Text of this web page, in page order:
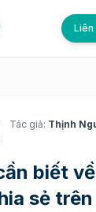
Liên
Tác giả: Thịnh
biết
sẻ